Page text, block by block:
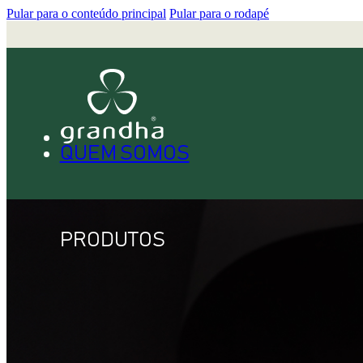
Pular para o conteúdo principal Pular para o rodapé
QUEM SOMOS
PRODUTOS